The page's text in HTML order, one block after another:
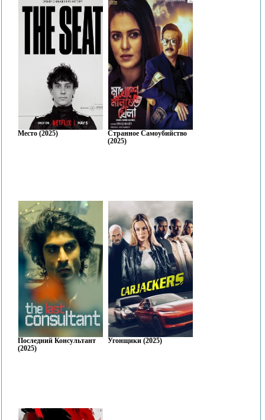
Место (2025)
Странное Самоубийство
(2025)
Последний Консультант
(2025)
Угонщики (2025)